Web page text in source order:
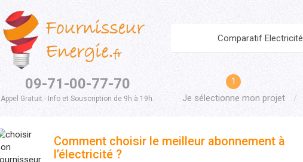
09-71-00-77-70
Appel Gratuit - Info et Souscription de 9h à 19h.
Comparatif Electricité
Je sélectionne mon projet
Comment choisir le meilleur abonnement à
l’électricité ?